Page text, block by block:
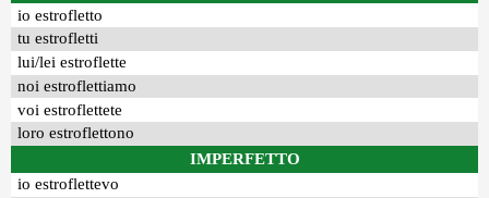
io estrofletto
tu estrofletti
lui/lei estroflette
noi estroflettiamo
voi estroflettete
loro estroflettono
IMPERFETTO
io estroflettevo